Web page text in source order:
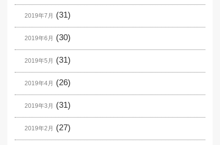
2019年7月 (31)
2019年6月 (30)
2019年5月 (31)
2019年4月 (26)
2019年3月 (31)
2019年2月 (27)